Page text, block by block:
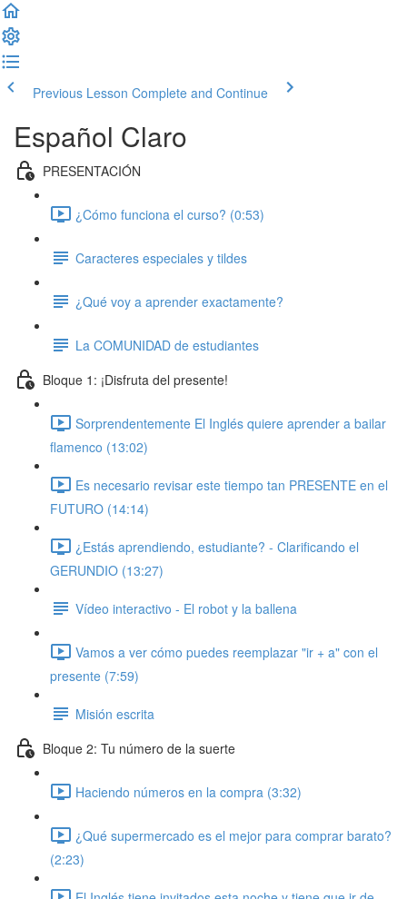
Previous Lesson Complete and Continue
Español Claro
PRESENTACIÓN
¿Cómo funciona el curso? (0:53)
Caracteres especiales y tildes
¿Qué voy a aprender exactamente?
La COMUNIDAD de estudiantes
Bloque 1: ¡Disfruta del presente!
Sorprendentemente El Inglés quiere aprender a bailar
flamenco (13:02)
Es necesario revisar este tiempo tan PRESENTE en el
FUTURO (14:14)
¿Estás aprendiendo, estudiante? - Clarificando el
GERUNDIO (13:27)
Vídeo interactivo - El robot y la ballena
Vamos a ver cómo puedes reemplazar "ir + a" con el
presente (7:59)
Misión escrita
Bloque 2: Tu número de la suerte
Haciendo números en la compra (3:32)
¿Qué supermercado es el mejor para comprar barato?
(2:23)